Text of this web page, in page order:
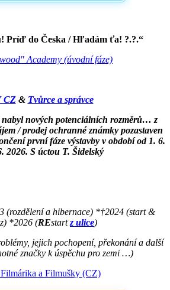
Príď do Česka / Hľadám ťa! ?.?.“
Academy (úvodní fáze)
CZ & Tvůrce a správce
nabyl nových potenciálních rozměrů… z
/ prodej ochranné známky pozastaven
první fáze výstavby v období od 1. 6.
2026. S úctou T. Šidelský
(rozdělení a hibernace) *†2024 (start &
*2026 (REstartz ulice)
jejich pochopení, překonání a další
značky k úspěchu pro zemi …)
a Filmušky (CZ)